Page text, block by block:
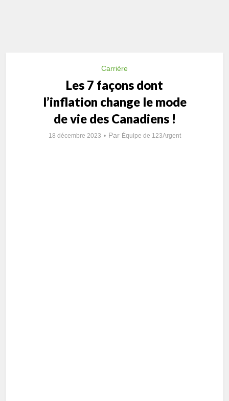
Carrière
Les 7 façons dont
l’inflation change le mode
de vie des Canadiens !
18 décembre 2023 Par Équipe de 123Argent